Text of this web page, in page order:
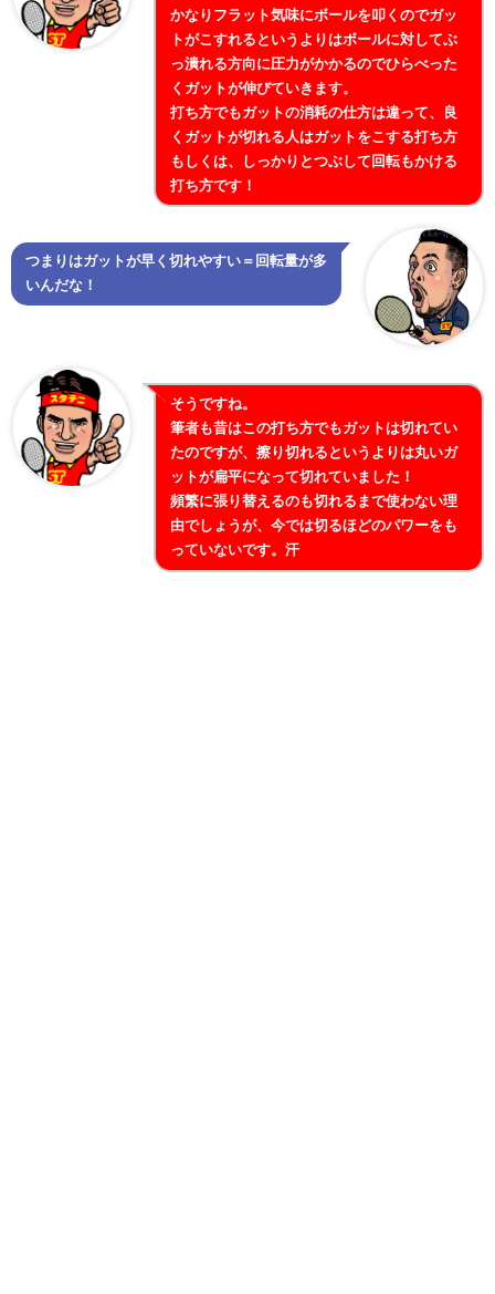
かなりフラット気味にボールを叩くのでガッ
トがこすれるというよりはボールに対してぶ
っ潰れる方向に圧力がかかるのでひらべった
くガットが伸びていきます。
打ち方でもガットの消耗の仕方は違って、良
くガットが切れる人はガットをこする打ち方
もしくは、しっかりとつぶして回転もかける
打ち方です！
つまりはガットが早く切れやすい＝回転量が多
いんだな！
そうですね。
筆者も昔はこの打ち方でもガットは切れてい
たのですが、擦り切れるというよりは丸いガ
ットが扁平になって切れていました！
頻繁に張り替えるのも切れるまで使わない理
由でしょうが、今では切るほどのパワーをも
っていないです。汗